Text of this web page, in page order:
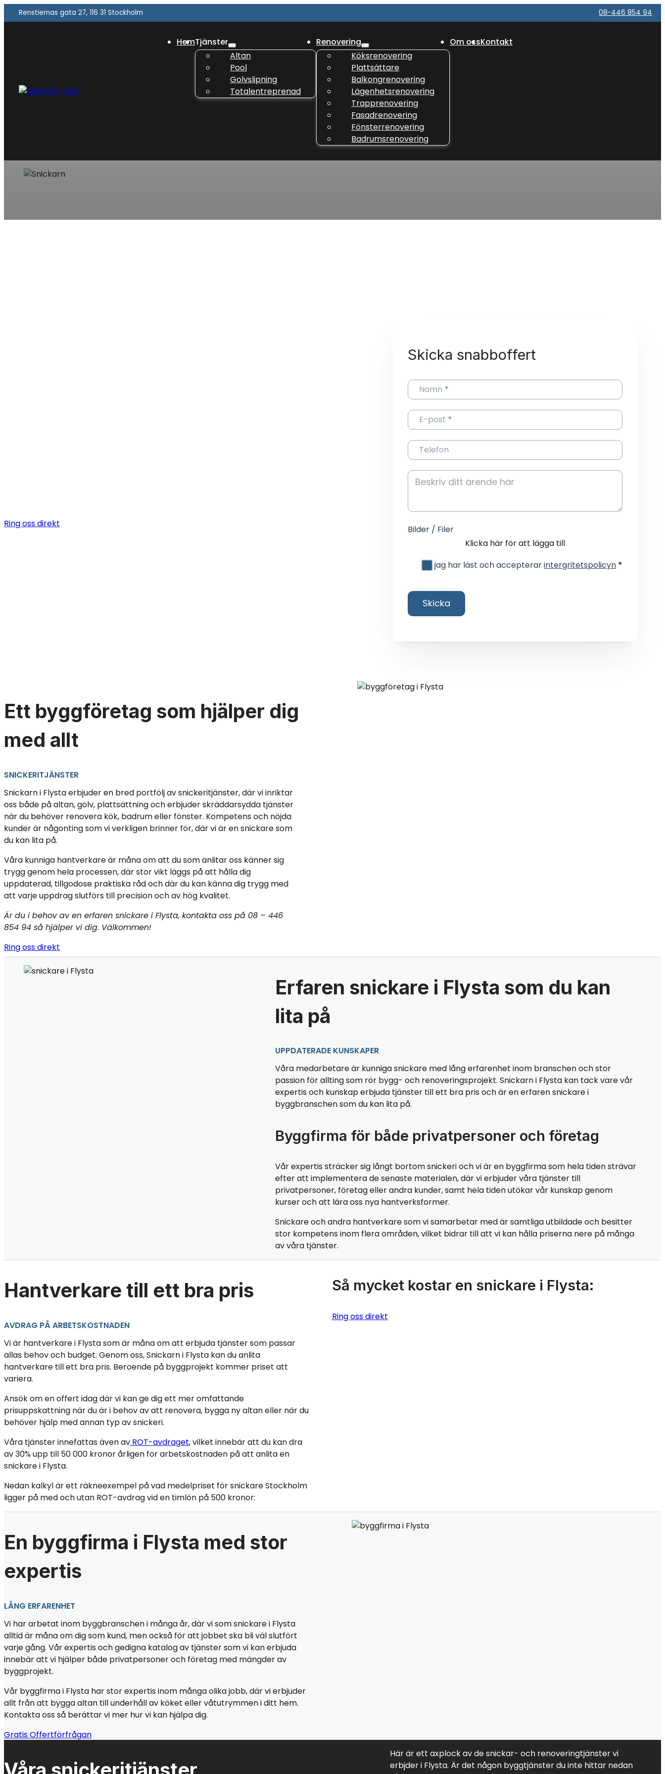
Renstiernas gata 27, 116 31 Stockholm 08-446 854 94
HemTjänster
Altan
Pool
Golvslipning
Totalentreprenad
Renovering
Köksrenovering
Plattsättare
Balkongrenovering
Lägenhetsrenovering
Trapprenovering
Fasadrenovering
Fönsterrenovering
Badrumsrenovering
Om ossKontakt
Ring oss direkt
Skicka snabboffert
Namn *
E-post *
Telefon
Bilder / Filer
Klicka här för att lägga till
Ja, jag har läst och accepterarintergritetspolicyn *
Skicka
Ett byggföretag som hjälper dig
med allt
SNICKERITJÄNSTER
Snickarn i Flysta erbjuder en bred portfölj av snickeritjänster, där vi inriktar
oss både på altan, golv, plattsättning och erbjuder skräddarsydda tjänster
när du behöver renovera kök, badrum eller fönster. Kompetens och nöjda
kunder är någonting som vi verkligen brinner för, där vi är en snickare som
du kan lita på.
Våra kunniga hantverkare är måna om att du som anlitar oss känner sig
trygg genom hela processen, där stor vikt läggs på att hålla dig
uppdaterad, tillgodose praktiska råd och där du kan känna dig trygg med
att varje uppdrag slutförs till precision och av hög kvalitet.
Är du i behov av en erfaren snickare i Flysta, kontakta oss på 08 – 446
854 94 så hjälper vi dig. Välkommen!
Ring oss direkt
Erfaren snickare i Flysta som du kan
lita på
UPPDATERADE KUNSKAPER
Våra medarbetare är kunniga snickare med lång erfarenhet inom branschen och stor
passion för allting som rör bygg- och renoveringsprojekt. Snickarn i Flysta kan tack vare vår
expertis och kunskap erbjuda tjänster till ett bra pris och är en erfaren snickare i
byggbranschen som du kan lita på.
Byggfirma för både privatpersoner och företag
Vår expertis sträcker sig långt bortom snickeri och vi är en byggfirma som hela tiden strävar
efter att implementera de senaste materialen, där vi erbjuder våra tjänster till
privatpersoner, företag eller andra kunder, samt hela tiden utökar vår kunskap genom
kurser och att lära oss nya hantverksformer.
Snickare och andra hantverkare som vi samarbetar med är samtliga utbildade och besitter
stor kompetens inom flera områden, vilket bidrar till att vi kan hålla priserna nere på många
av våra tjänster.
Hantverkare till ett bra pris
AVDRAG PÅ ARBETSKOSTNADEN
Vi är hantverkare i Flysta som är måna om att erbjuda tjänster som passar
allas behov och budget. Genom oss, Snickarn i Flysta kan du anlita
hantverkare till ett bra pris. Beroende på byggprojekt kommer priset att
variera.
Ansök om en offert idag där vi kan ge dig ett mer omfattande
prisuppskattning när du är i behov av att renovera, bygga ny altan eller när du
behöver hjälp med annan typ av snickeri.
Våra tjänster innefattas även av ROT-avdraget, vilket innebär att du kan dra
av 30% upp till 50 000 kronor årligen för arbetskostnaden på att anlita en
snickare i Flysta.
Nedan kalkyl är ett räkneexempel på vad medelpriset för snickare Stockholm
ligger på med och utan ROT-avdrag vid en timlön på 500 kronor:
Så mycket kostar en snickare i Flysta:
Ring oss direkt
En byggfirma i Flysta med stor
expertis
LÅNG ERFARENHET
Vi har arbetat inom byggbranschen i många år, där vi som snickare i Flysta
alltid är måna om dig som kund, men också för att jobbet ska bli väl slutfört
varje gång. Vår expertis och gedigna katalog av tjänster som vi kan erbjuda
innebär att vi hjälper både privatpersoner och företag med mängder av
byggprojekt.
Vår byggfirma i Flysta har stor expertis inom många olika jobb, där vi erbjuder
allt från att bygga altan till underhåll av köket eller våtutrymmen i ditt hem.
Kontakta oss så berättar vi mer hur vi kan hjälpa dig.
Gratis Offertförfrågan
Här är ett axplock av de snickar- och renoveringtjänster vi
erbjder i Flysta. Är det någon byggtjänster du inte hittar nedan